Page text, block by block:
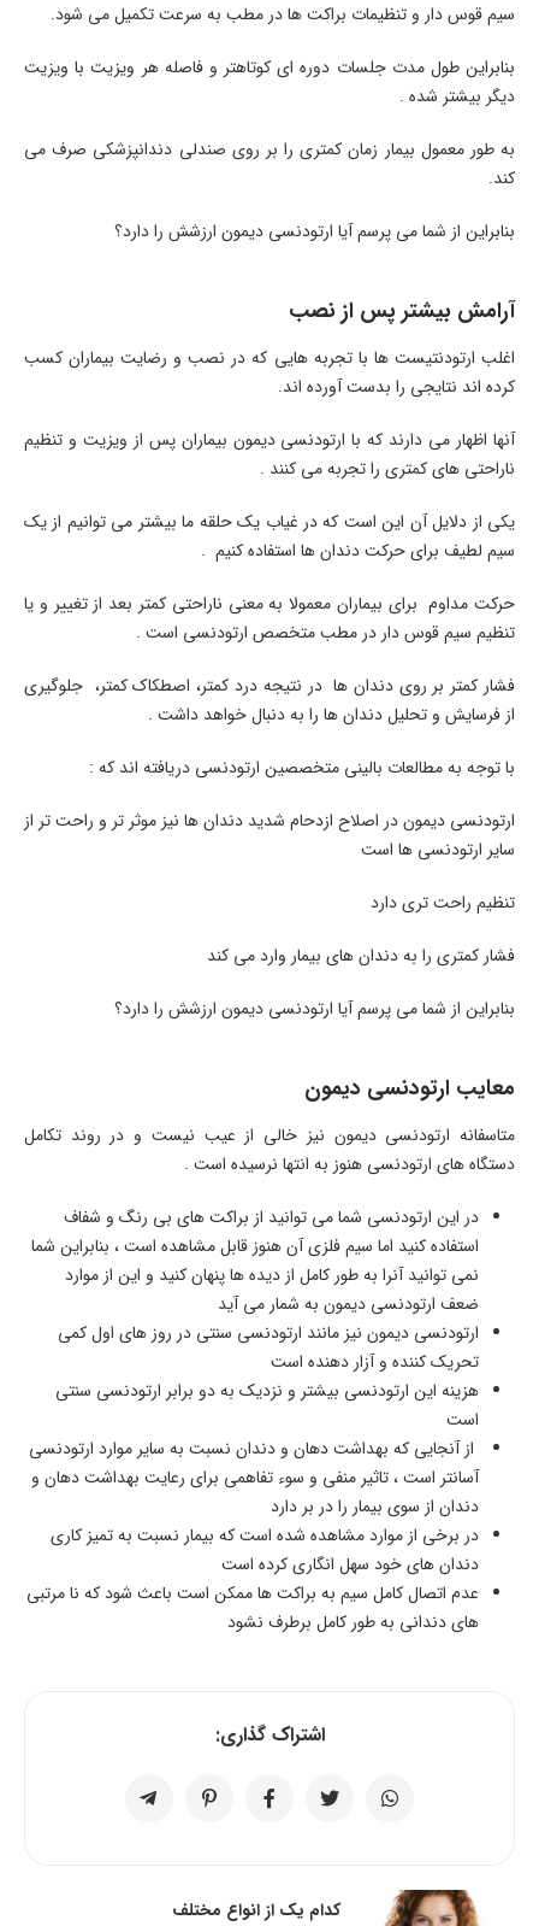
سیم قوس دار و تنظیمات براکت ها در مطب به سرعت تکمیل می شود.
بنابراین طول مدت جلسات دوره ای کوتاهتر و فاصله هر ویزیت با ویزیت
دیگر بیشتر شده .
به طور معمول بیمار زمان کمتری را بر روی صندلی دندانپزشکی صرف می
کند.
بنابراین از شما می پرسم آیا ارتودنسی دیمون ارزشش را دارد؟
آرامش بیشتر پس از نصب
اغلب ارتودنتیست ها با تجربه هایی که در نصب و رضایت بیماران کسب
کرده اند نتایجی را بدست آورده اند.
آنها اظهار می دارند که با ارتودنسی دیمون بیماران پس از ویزیت و تنظیم
ناراحتی های کمتری را تجربه می کنند .
یکی از دلایل آن این است که در غیاب یک حلقه ما بیشتر می توانیم از یک
سیم لطیف برای حرکت دندان ها استفاده کنیم .
حرکت مداوم برای بیماران معمولا به معنی ناراحتی کمتر بعد از تغییر و یا
تنظیم سیم قوس دار در مطب متخصص ارتودنسی است .
فشار کمتر بر روی دندان ها در نتیجه درد کمتر، اصطکاک کمتر، جلوگیری
از فرسایش و تحلیل دندان ها را به دنبال خواهد داشت .
با توجه به مطالعات بالینی متخصصین ارتودنسی دریافته اند که :
ارتودنسی دیمون در اصلاح ازدحام شدید دندان ها نیز موثر تر و راحت تر از
سایر ارتودنسی ها است
تنظیم راحت تری دارد
فشار کمتری را به دندان های بیمار وارد می کند
بنابراین از شما می پرسم آیا ارتودنسی دیمون ارزشش را دارد؟
معایب ارتودنسی دیمون
متاسفانه ارتودنسی دیمون نیز خالی از عیب نیست و در روند تکامل
دستگاه های ارتودنسی هنوز به انتها نرسیده است .
در این ارتودنسی شما می توانید از براکت های بی رنگ و شفاف
استفاده کنید اما سیم فلزی آن هنوز قابل مشاهده است ، بنابراین شما
نمی توانید آنرا به طور کامل از دیده ها پنهان کنید و این از موارد
ضعف ارتودنسی دیمون به شمار می آید
ارتودنسی دیمون نیز مانند ارتودنسی سنتی در روز های اول کمی
تحریک کننده و آزار دهنده است
هزینه این ارتودنسی بیشتر و نزدیک به دو برابر ارتودنسی سنتی
است
از آنجایی که بهداشت دهان و دندان نسبت به سایر موارد ارتودنسی
آسانتر است ، تاثیر منفی و سوء تفاهمی برای رعایت بهداشت دهان و
دندان از سوی بیمار را در بر دارد
در برخی از موارد مشاهده شده است که بیمار نسبت به تمیز کاری
دندان های خود سهل انگاری کرده است
عدم اتصال کامل سیم به براکت ها ممکن است باعث شود که نا مرتبی
های دندانی به طور کامل برطرف نشود
اشتراک گذاری:
کدام یک از انواع مختلف